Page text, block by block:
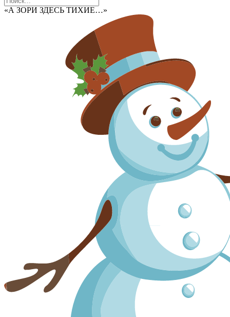
«А ЗОРИ ЗДЕСЬ ТИХИЕ…»